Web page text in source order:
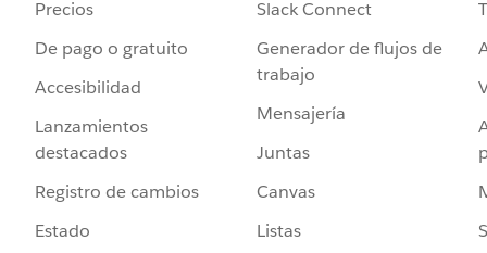
Precios
De pago o gratuito
Accesibilidad
Lanzamientos
destacados
Registro de cambios
Estado
Slack Connect
Generador de flujos de
trabajo
Mensajería
Juntas
Canvas
Listas